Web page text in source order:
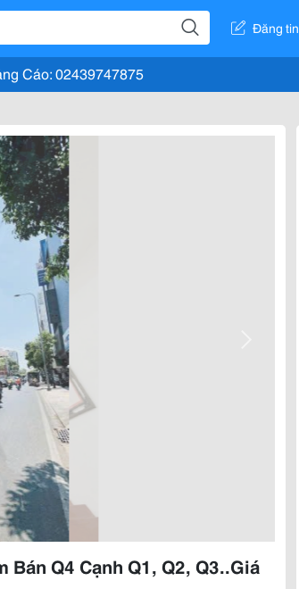
Đăng tin
Cáo: 02439747875
Q4 Cạnh Q1, Q2, Q3..Giá